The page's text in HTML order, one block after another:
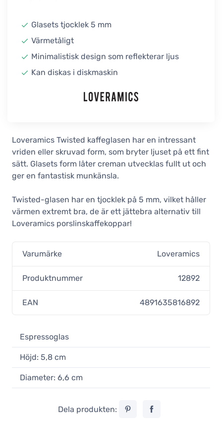
Glasets tjocklek 5 mm
Värmetåligt
Minimalistisk design som reflekterar ljus
Kan diskas i diskmaskin
Loveramics Twisted kaffeglasen har en intressant
vriden eller skruvad form, som bryter ljuset på ett fint
sätt. Glasets form låter creman utvecklas fullt ut och
ger en fantastisk munkänsla.
Twisted-glasen har en tjocklek på 5 mm, vilket håller
värmen extremt bra, de är ett jättebra alternativ till
Loveramics porslinskaffekoppar!
Varumärke Loveramics
Produktnummer 12892
EAN 4891635816892
Espressoglas
Höjd: 5,8 cm
Diameter: 6,6 cm
Dela produkten: